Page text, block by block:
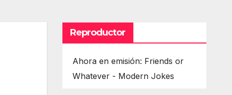
Reproductor
Ahora en emisión: Friends or
Whatever - Modern Jokes